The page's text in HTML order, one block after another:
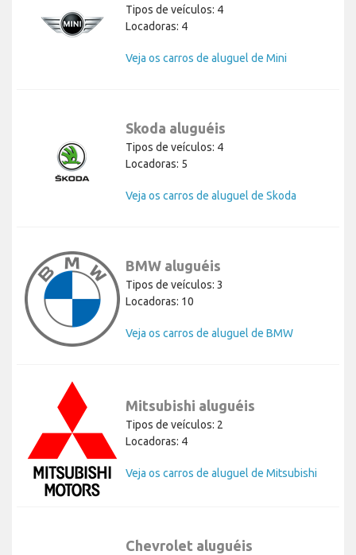
Tipos de veículos: 4
Locadoras: 4
Veja os carros de aluguel de Mini
Skoda aluguéis
Tipos de veículos: 4
Locadoras: 5
Veja os carros de aluguel de Skoda
BMW aluguéis
Tipos de veículos: 3
Locadoras: 10
Veja os carros de aluguel de BMW
Mitsubishi aluguéis
Tipos de veículos: 2
Locadoras: 4
Veja os carros de aluguel de Mitsubishi
Chevrolet aluguéis